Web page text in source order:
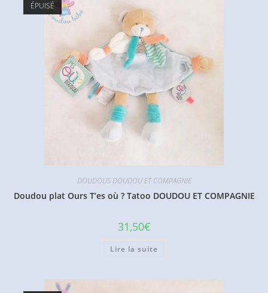
ÉPUISÉ
DOUDOUS DOUDOU ET COMPAGNIE
Doudou plat Ours T’es où ? Tatoo DOUDOU ET COMPAGNIE
31,50€
Lire la suite